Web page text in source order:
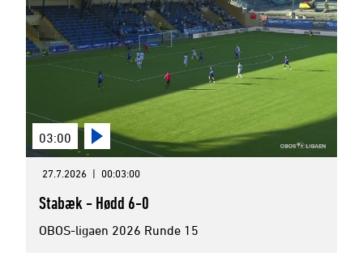
03:00
27.7.2026 | 00:03:00
Stabæk - Hødd 6-0
OBOS-ligaen 2026 Runde 15